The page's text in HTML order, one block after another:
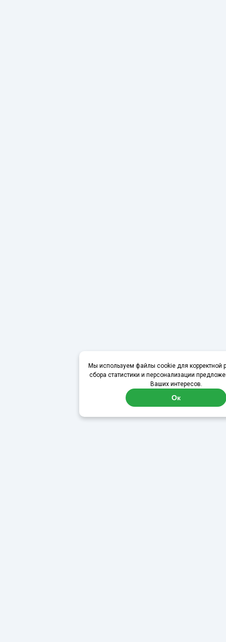
Мы используем файлы cookie для корректной
сбора статистики и персонализации
Ваших интересов.
Ок